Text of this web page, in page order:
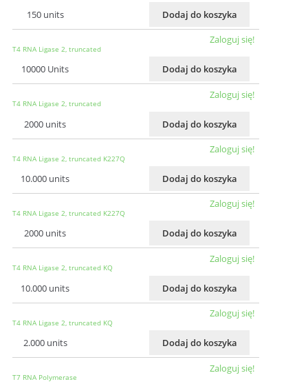
150 units Dodaj do koszyka
T4 RNA Ligase 2, truncated
10000 Units
Zaloguj się!
Dodaj do koszyka
T4 RNA Ligase 2, truncated
2000 units
Zaloguj się!
Dodaj do koszyka
T4 RNA Ligase 2, truncated K227Q
10.000 units
Zaloguj się!
Dodaj do koszyka
T4 RNA Ligase 2, truncated K227Q
2000 units
Zaloguj się!
Dodaj do koszyka
T4 RNA Ligase 2, truncated KQ
10.000 units
Zaloguj się!
Dodaj do koszyka
T4 RNA Ligase 2, truncated KQ
2.000 units
Zaloguj się!
Dodaj do koszyka
T7 RNA Polymerase
Zaloguj się!